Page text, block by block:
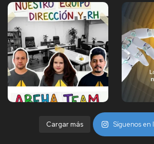
Cargar más Síguenos en